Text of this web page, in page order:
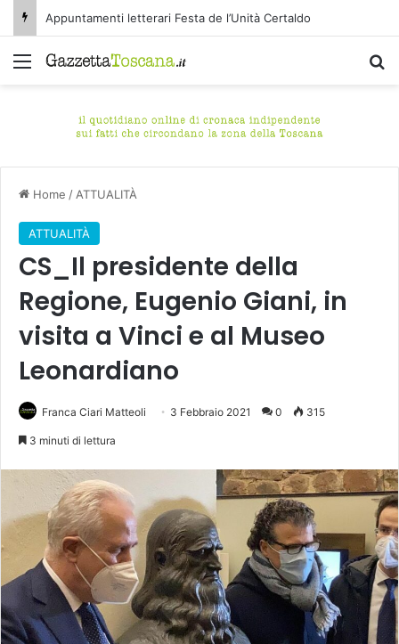
Appuntamenti letterari Festa de l’Unità Certaldo
Menu
Home / ATTUALITÀ
ATTUALITÀ
CS_Il presidente della
Regione, Eugenio Giani, in
visita a Vinci e al Museo
Leonardiano
Franca Ciari Matteoli 3 Febbraio 2021 0 315
3 minuti di lettura